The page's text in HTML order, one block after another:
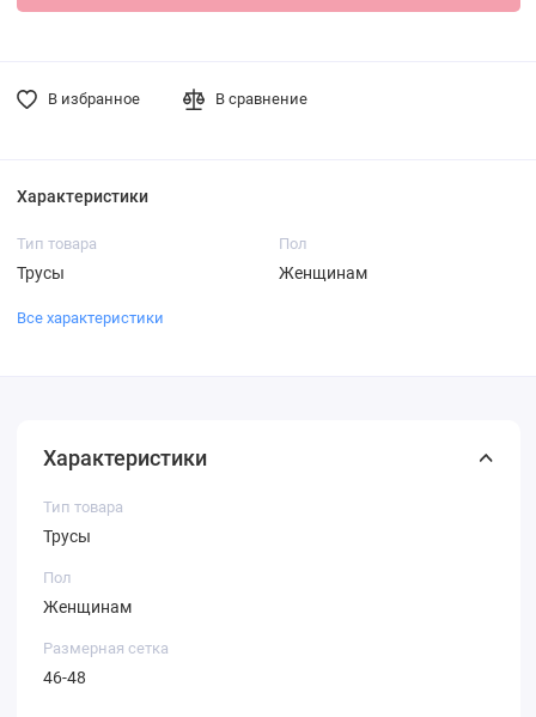
В избранное В сравнение
Характеристики
Тип товара
Трусы
Пол
Женщинам
Все характеристики
Характеристики
Тип товара
Трусы
Пол
Женщинам
Размерная сетка
46-48